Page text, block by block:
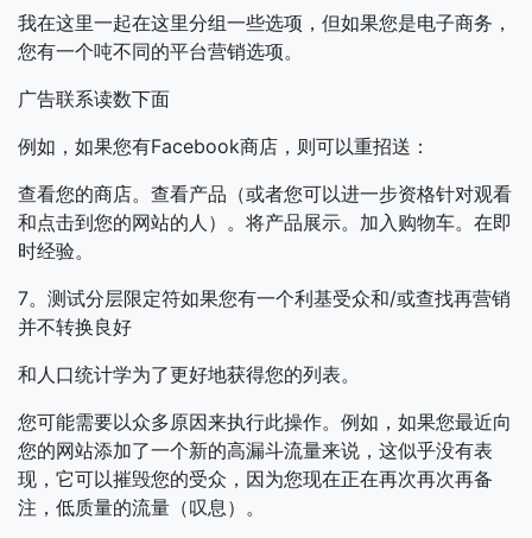
我在这里一起在这里分组一些选项，但如果您是电子商务，
您有一个吨不同的平台营销选项。
广告联系读数下面
例如，如果您有Facebook商店，则可以重招送：
查看您的商店。查看产品（或者您可以进一步资格针对观看
和点击到您的网站的人）。将产品展示。加入购物车。在即
时经验。
7。测试分层限定符如果您有一个利基受众和/或查找再营销
并不转换良好
和人口统计学为了更好地获得您的列表。
您可能需要以众多原因来执行此操作。例如，如果您最近向
您的网站添加了一个新的高漏斗流量来说，这似乎没有表
现，它可以摧毁您的受众，因为您现在正在再次再次再备
注，低质量的流量（叹息）。